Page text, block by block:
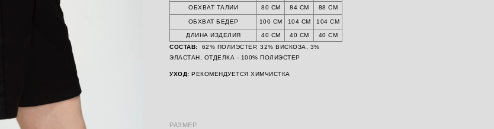
ОБХВАТ ТАЛИИ
80 СМ 84 СМ 88 СМ
ОБХВАТ БЕДЕР 100 СМ 104 СМ 104 СМ
ДЛИНА ИЗДЕЛИЯ 40 СМ 40 СМ
40 СМ
СОСТАВ:
62% ПОЛИЭСТЕР, 32% ВИСКОЗА, 3%
ЭЛАСТАН, ОТДЕЛКА - 100% ПОЛИЭСТЕР
УХОД: РЕКОМЕНДУЕТСЯ ХИМЧИСТКА
РАЗМЕР